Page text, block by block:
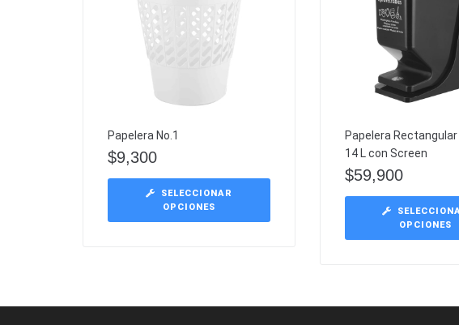
Papelera No.1
$9,300
SELECCIONAR
OPCIONES
Papelera Rectangular
14 L con Screen
$59,900
OPCIONES